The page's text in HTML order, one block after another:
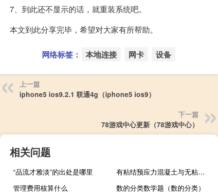
7、到此还不显示的话，就重装系统吧。
本文到此分享完毕，希望对大家有所帮助。
网络标签： 本地连接 网卡 设备
上一篇
iphone5 ios9.2.1 联通4g（iphone5 ios9）
下一篇
78游戏中心更新（78游戏中心）
相关问题
“品流才雅淡”的出处是哪里
有粘结预应力混凝土与无粘结预应力混凝土的区别在于
管理费用核算什么
数的分类数学题（数的分类）